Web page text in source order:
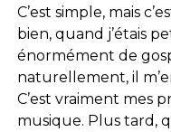
C’est simple, mais
bien, quand j’étais
énormément de
naturellement, il
C’est vraiment mes
musique. Plus tard,